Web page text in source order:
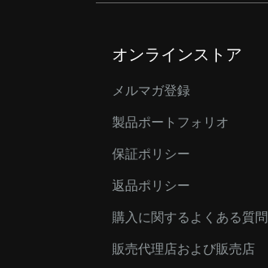
オンラインストア
メルマガ登録
製品ポートフォリオ
保証ポリシー
返品ポリシー
購入に関するよくある質問
販売代理店および販売店